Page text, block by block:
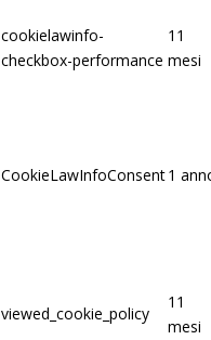
cookielawinfo-
checkbox-performance
11
mesi
CookieLawInfoConsent1
viewed_cookie_policy
11
mesi